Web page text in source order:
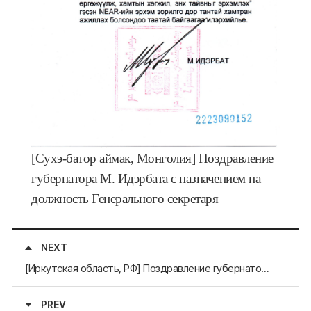
[Сухэ-батор аймак, Монголия] Поздравление
губернатора М. Идэрбатас назначением на
должность Генерального секретаря
NEXT
[Иркутская область, РФ] Поздравление губернатора И.И. Кобзева с назначением на должность Генерального секретаря АРАССВА (20 февраля)
PREV